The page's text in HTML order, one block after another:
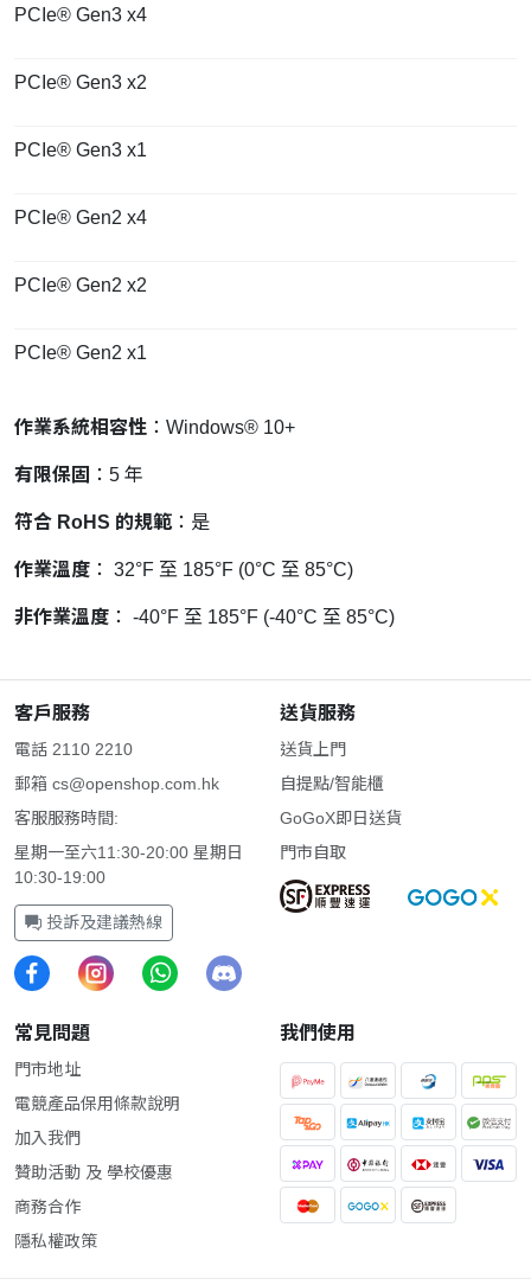
PCIe® Gen3 x4
PCIe® Gen3 x2
PCIe® Gen3 x1
PCIe® Gen2 x4
PCIe® Gen2 x2
PCIe® Gen2 x1
作業系統相容性 ：Windows® 10+
有限保固 ：5 年
符合 RoHS 的規範：是
作業溫度 ： 32°F 至 185°F (0°C 至 85°C)
非作業溫度 ： -40°F 至 185°F (-40°C 至 85°C)
客戶服務
電話 2110 2210
郵箱 cs@openshop.com.hk
客服服務時間:
星期一至六11:30-20:00 星期日
10:30-19:00
投訴及建議熱線
送貨服務
送貨上門
自提點/智能櫃
GoGoX即日送貨
門市自取
常見問題
門市地址
電競產品保用條款說明
加入我們
贊助活動 及 學校優惠
商務合作
隱私權政策
我們使用